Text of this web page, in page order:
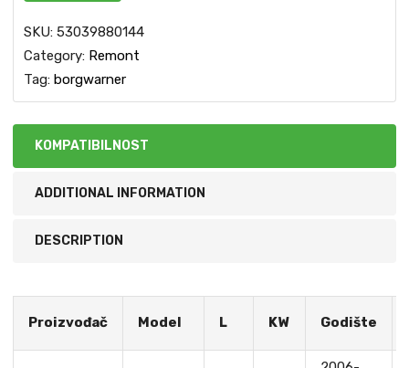
SKU: 53039880144
Category: Remont
Tag: borgwarner
KOMPATIBILNOST
ADDITIONAL INFORMATION
DESCRIPTION
Proizvođač Model L KW Godište